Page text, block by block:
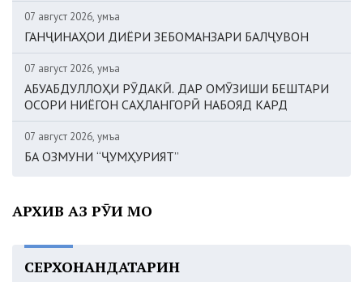
07 август 2026, Ҷумъа
ГАНҶИНАҲОИ ДИЁРИ ЗЕБОМАНЗАРИ БАЛҶУВОН
07 август 2026, Ҷумъа
АБУАБДУЛЛОҲИ РӮДАКӢ. ДАР ОМӮЗИШИ БЕШТАРИ
ОСОРИ НИЁГОН САҲЛАНГОРӢ НАБОЯД КАРД
07 август 2026, Ҷумъа
БА ОЗМУНИ “ҶУМҲУРИЯТ”
АРХИВ АЗ РӮИ МОҲ
СЕРХОНАНДАТАРИН